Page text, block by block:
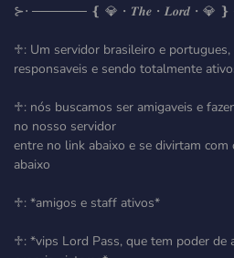
⊱⋅ ────── ❴ 💎・𝑻𝒉𝒆・𝑳𝒐𝒓𝒅・💎
♱: Um servidor brasileiro e portugues,
responsaveis e sendo totalmente
♱: nós buscamos ser amigaveis e
no nosso servidor
entre no link abaixo e se divirtam com
abaixo
♱: *amigos e staff ativos*
♱: *vips Lord Pass, que tem poder de